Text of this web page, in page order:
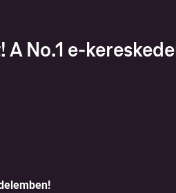
A No.1 e-